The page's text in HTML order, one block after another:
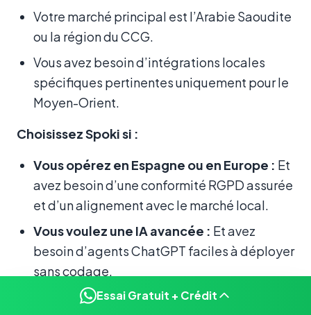
Votre marché principal est l’Arabie Saoudite
ou la région du CCG.
Vous avez besoin d’intégrations locales
spécifiques pertinentes uniquement pour le
Moyen-Orient.
Choisissez Spoki si :
Vous opérez en Espagne ou en Europe : Et
avez besoin d’une conformité RGPD assurée
et d’un alignement avec le marché local.
Vous voulez une IA avancée : Et avez
besoin d’agents ChatGPT faciles à déployer
sans codage.
Vous avez besoin d’un focus Marketing :
Essai Gratuit + Crédit